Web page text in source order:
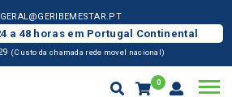
GERAL@GERIBEMESTAR.PT
a 48 horas em Portugal Continental
(Custo da chamada rede movel nacional)
0